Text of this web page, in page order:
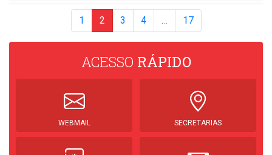
1 2 3 4 … 17
ACESSO RÁPIDO
WEBMAIL SECRETARIAS